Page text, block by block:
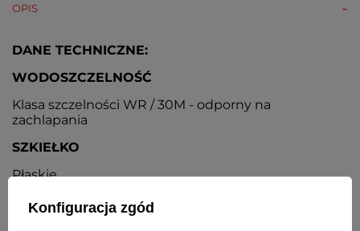
OPIS
DANE TECHNICZNE:
WODOSZCZELNOŚĆ
Klasa szczelności WR / 30M - odporny na
zachlapania
SZKIEŁKO
Płaskie
MINERAL GLASS
Konfiguracja zgód